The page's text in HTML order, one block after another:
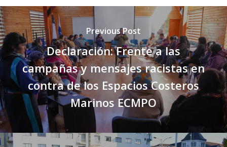
Previous Post
Declaración: Frente a las
campañas y mensajes racistas en
contra de los Espacios Costeros
Marinos ECMPO